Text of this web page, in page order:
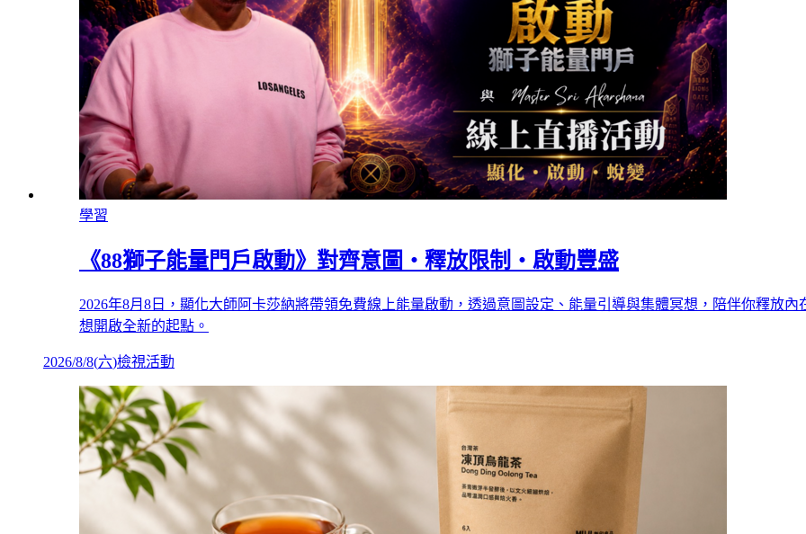
學習
《88獅子能量門戶啟動》對齊意圖・釋放限制・啟動豐盛
2026年8月8日，顯化大師阿卡莎納將帶領免費線上能量啟動，透過意圖設定、能量引導與集體冥想，陪伴你釋放
想開啟全新的起點。
2026/8/8(六)檢視活動